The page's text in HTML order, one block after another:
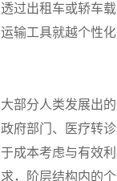
过出租车或轿车
输工具就越个性
部分人类发展出
府部门、医疗转
成本考虑与有效
，阶层结构内的